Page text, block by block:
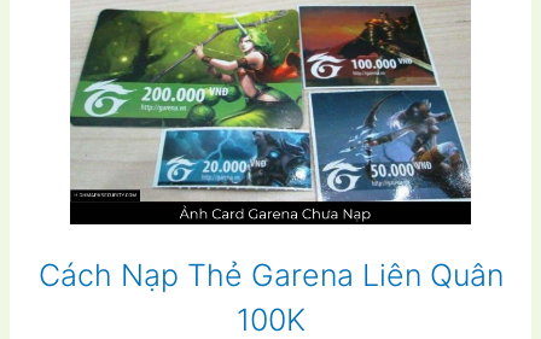
Cách Nạp Thẻ Garena Liên Quân
100K